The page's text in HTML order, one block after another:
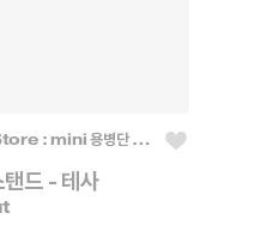
Heroes Store : mini 용병단 대기실
탠드 - 테사